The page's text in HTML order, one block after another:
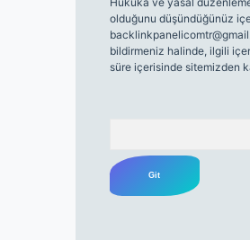
olduğunu düşündüğünüz
bildirmeniz halinde, ilgili
süre içerisinde sitemizden